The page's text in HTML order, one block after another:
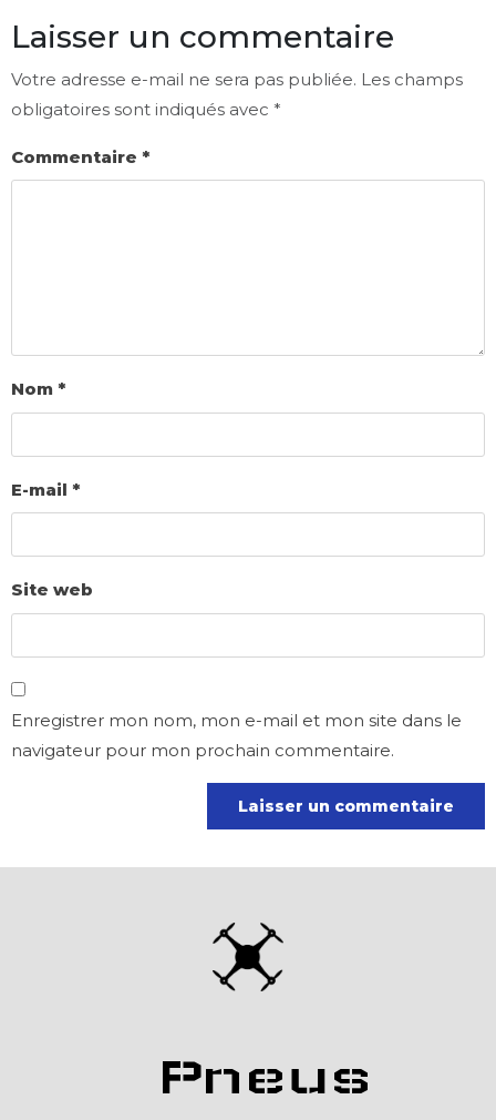
Laisser un commentaire
Votre adresse e-mail ne sera pas publiée. Les champs
obligatoires sont indiqués avec *
Commentaire *
Nom *
E-mail *
Site web
Enregistrer mon nom, mon e-mail et mon site dans le
navigateur pour mon prochain commentaire.
Pneus